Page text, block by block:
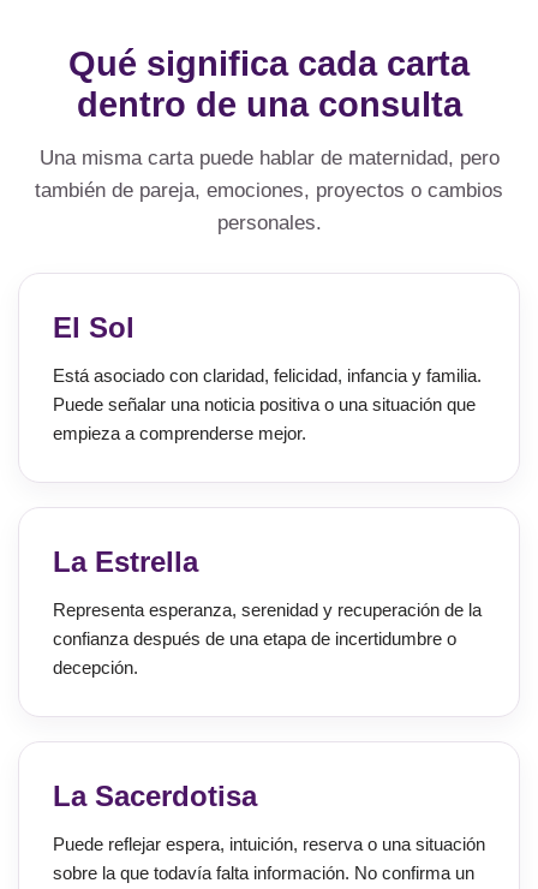
Qué significa cada carta
dentro de una consulta
Una misma carta puede hablar de maternidad, pero
también de pareja, emociones, proyectos o cambios
personales.
El Sol
Está asociado con claridad, felicidad, infancia y familia.
Puede señalar una noticia positiva o una situación que
empieza a comprenderse mejor.
La Estrella
Representa esperanza, serenidad y recuperación de la
confianza después de una etapa de incertidumbre o
decepción.
La Sacerdotisa
Puede reflejar espera, intuición, reserva o una situación
sobre la que todavía falta información. No confirma un